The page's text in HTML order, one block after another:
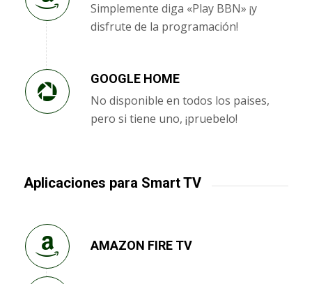
Simplemente diga «Play BBN» ¡y
disfrute de la programación!
GOOGLE HOME
No disponible en todos los paises,
pero si tiene uno, ¡pruebelo!
Aplicaciones para Smart TV
AMAZON FIRE TV